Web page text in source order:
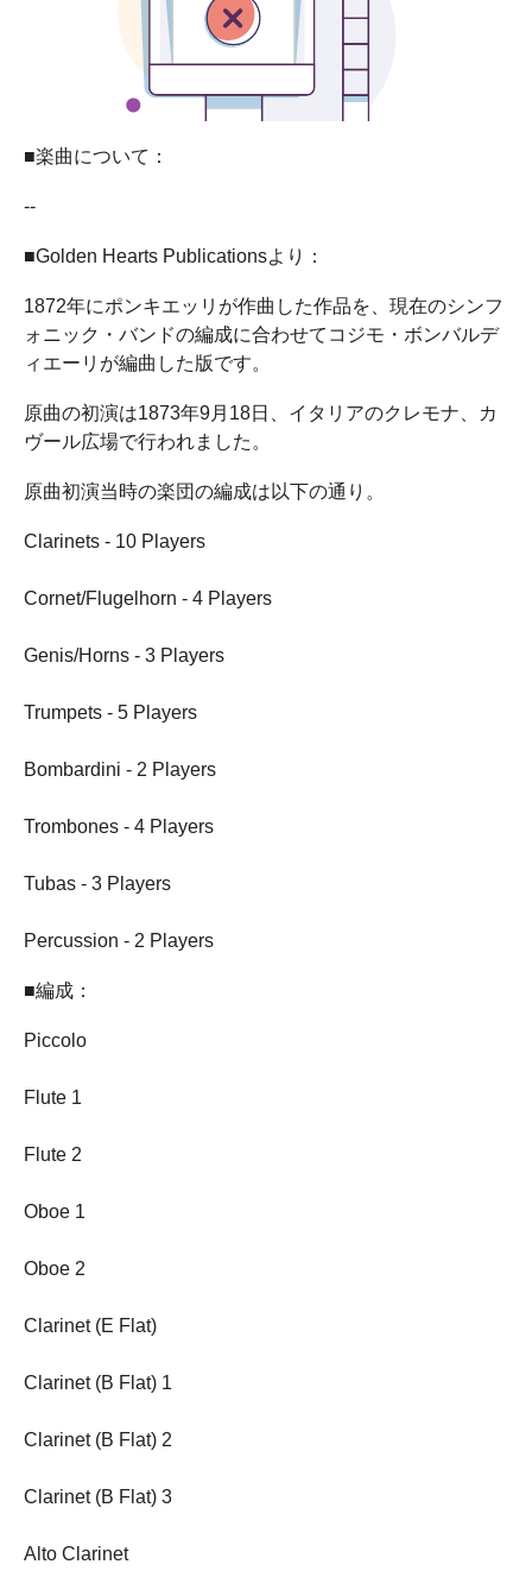
■楽曲について：
--
■Golden Hearts Publicationsより：
1872年にポンキエッリが作曲した作品を、現在のシンフ
ォニック・バンドの編成に合わせてコジモ・ボンバルデ
ィエーリが編曲した版です。
原曲の初演は1873年9月18日、イタリアのクレモナ、カ
ヴール広場で行われました。
原曲初演当時の楽団の編成は以下の通り。
Clarinets - 10 Players
Cornet/Flugelhorn - 4 Players
Genis/Horns - 3 Players
Trumpets - 5 Players
Bombardini - 2 Players
Trombones - 4 Players
Tubas - 3 Players
Percussion - 2 Players
■編成：
Piccolo
Flute 1
Flute 2
Oboe 1
Oboe 2
Clarinet (E Flat)
Clarinet (B Flat) 1
Clarinet (B Flat) 2
Clarinet (B Flat) 3
Alto Clarinet